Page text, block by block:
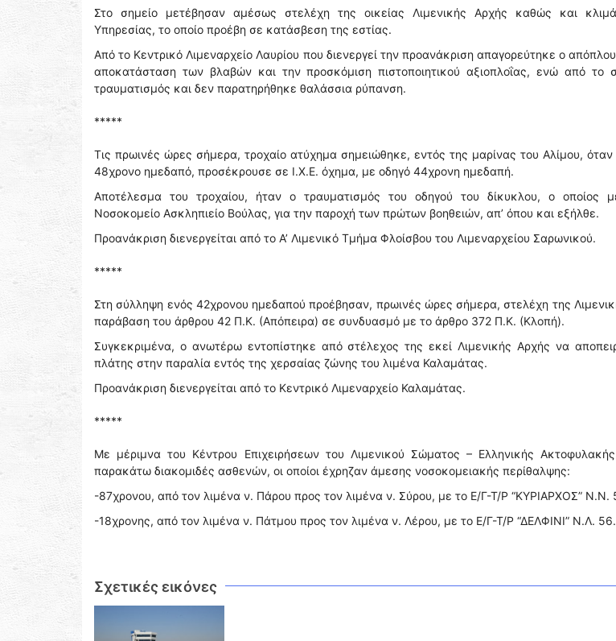
Στο σημείο μετέβησαν αμέσως στελέχη της οικείας Λιμενικής Αρχής καθώς και
Υπηρεσίας, το οποίο προέβη σε κατάσβεση της εστίας.
Από το Κεντρικό Λιμεναρχείο Λαυρίου που διενεργεί την προανάκριση απαγορεύτηκε ο
αποκατάσταση των βλαβών και την προσκόμιση πιστοποιητικού αξιοπλοΐας, ενώ από το
τραυματισμός και δεν παρατηρήθηκε θαλάσσια ρύπανση.
*****
Τις πρωινές ώρες σήμερα, τροχαίο ατύχημα σημειώθηκε, εντός της μαρίνας του Αλίμου,
48χρονο ημεδαπό, προσέκρουσε σε Ι.Χ.Ε. όχημα, με οδηγό 44χρονη ημεδαπή.
Αποτέλεσμα του τροχαίου, ήταν ο τραυματισμός του οδηγού του δίκυκλου, ο οποίος
Νοσοκομείο Ασκληπιείο Βούλας, για την παροχή των πρώτων βοηθειών, απ’ όπου και εξήλθε.
Προανάκριση διενεργείται από το Α’ Λιμενικό Τμήμα Φλοίσβου του Λιμεναρχείου Σαρωνικού.
*****
Στη σύλληψη ενός 42χρονου ημεδαπού προέβησαν, πρωινές ώρες σήμερα, στελέχη της
παράβαση του άρθρου 42 Π.Κ. (Απόπειρα) σε συνδυασμό με το άρθρο 372 Π.Κ. (Κλοπή).
Συγκεκριμένα, ο ανωτέρω εντοπίστηκε από στέλεχος της εκεί Λιμενικής Αρχής να
πλάτης στην παραλία εντός της χερσαίας ζώνης του λιμένα Καλαμάτας.
Προανάκριση διενεργείται από το Κεντρικό Λιμεναρχείο Καλαμάτας.
*****
Με μέριμνα του Κέντρου Επιχειρήσεων του Λιμενικού Σώματος – Ελληνικής
παρακάτω διακομιδές ασθενών, οι οποίοι έχρηζαν άμεσης νοσοκομειακής περίθαλψης:
-87χρονου, από τον λιμένα ν. Πάρου προς τον λιμένα ν. Σύρου, με το Ε/Γ-Τ/Ρ “ΚΥΡΙΑΡΧΟΣ” Ν.Ν.
-18χρονης, από τον λιμένα ν. Πάτμου προς τον λιμένα ν. Λέρου, με το Ε/Γ-Τ/Ρ “ΔΕΛΦΙΝΙ” Ν.Λ. 56.
Σχετικές εικόνες